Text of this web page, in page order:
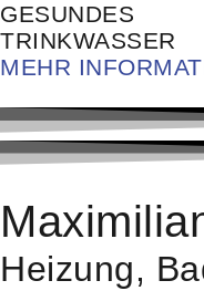
GESUNDES
TRINKWASSER
MEHR
Heizung,